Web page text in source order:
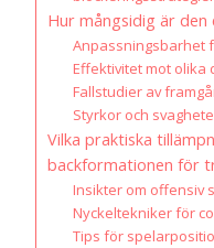
Hur mångsidig är den
Anpassningsbarhet
Effektivitet mot
Fallstudier av
Styrkor och
Vilka praktiska
backformationen för
Insikter om offensiv
Nyckeltekniker för
Tips för